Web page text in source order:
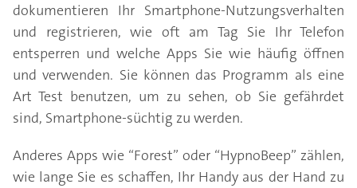
dokumentieren Ihr Smartphone-Nutzungsverhalten
und registrieren, wie oft am Tag Sie Ihr Telefon
entsperren und welche Apps Sie wie häufig öffnen
und verwenden. Sie können das Programm als eine
Art Test benutzen, um zu sehen, ob Sie gefährdet
sind, Smartphone-süchtig zu werden.
Anderes Apps wie “Forest” oder “HypnoBeep” zählen,
wie lange Sie es schaffen, Ihr Handy aus der Hand zu